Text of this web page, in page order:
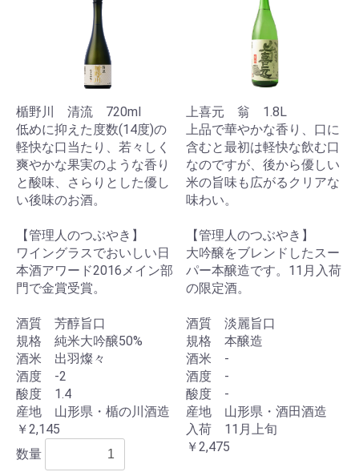
楯野川 清流 720ml
低めに抑えた度数(14度)の
軽快な口当たり、若々しく
爽やかな果実のような香り
と酸味、さらりとした優し
い後味のお酒。
【管理人のつぶやき】
ワイングラスでおいしい日
本酒アワード2016メイン部
門で金賞受賞。
酒質 芳醇旨口
規格 純米大吟醸50%
酒米 出羽燦々
酒度 -2
酸度 1.4
産地 山形県・楯の川酒造
￥2,145
数量
上喜元 翁 1.8L
上品で華やかな香り、口に
含むと最初は軽快な飲む口
なのですが、後から優しい
米の旨味も広がるクリアな
味わい。
【管理人のつぶやき】
大吟醸をブレンドしたスー
パー本醸造です。11月入荷
の限定酒。
酒質 淡麗旨口
規格 本醸造
酒米 -
酒度 -
酸度 -
産地 山形県・酒田酒造
入荷 11月上旬
￥2,475